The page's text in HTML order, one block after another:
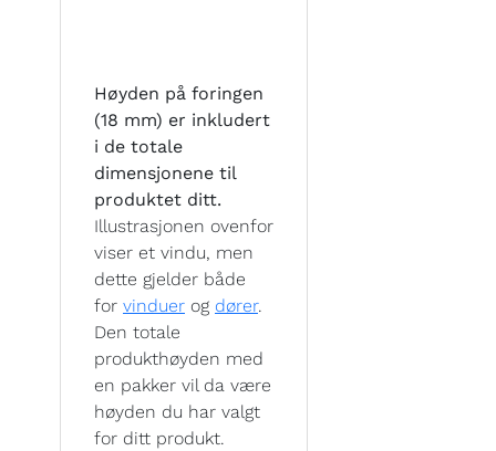
Høyden på foringen
(18 mm) er inkludert
i de totale
dimensjonene til
produktet ditt.
Illustrasjonen ovenfor
viser et vindu, men
dette gjelder både
for vinduer og dører.
Den totale
produkthøyden med
en pakker vil da være
høyden du har valgt
for ditt produkt.